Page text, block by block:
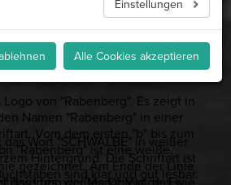
Einstellungen
Alle Cookies akzeptieren